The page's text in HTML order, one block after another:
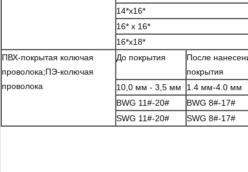
14*x16*
16* x 16*
16*x18*
ПВХ-покрытая колючая
проволока;ПЭ-колючая
проволока
До покрытия
После
покрытия
10,0 мм - 3,5 мм
1.4 мм-4.0 мм
BWG 11#-20#
BWG 8#-17#
SWG 11#-20#
SWG 8#-17#